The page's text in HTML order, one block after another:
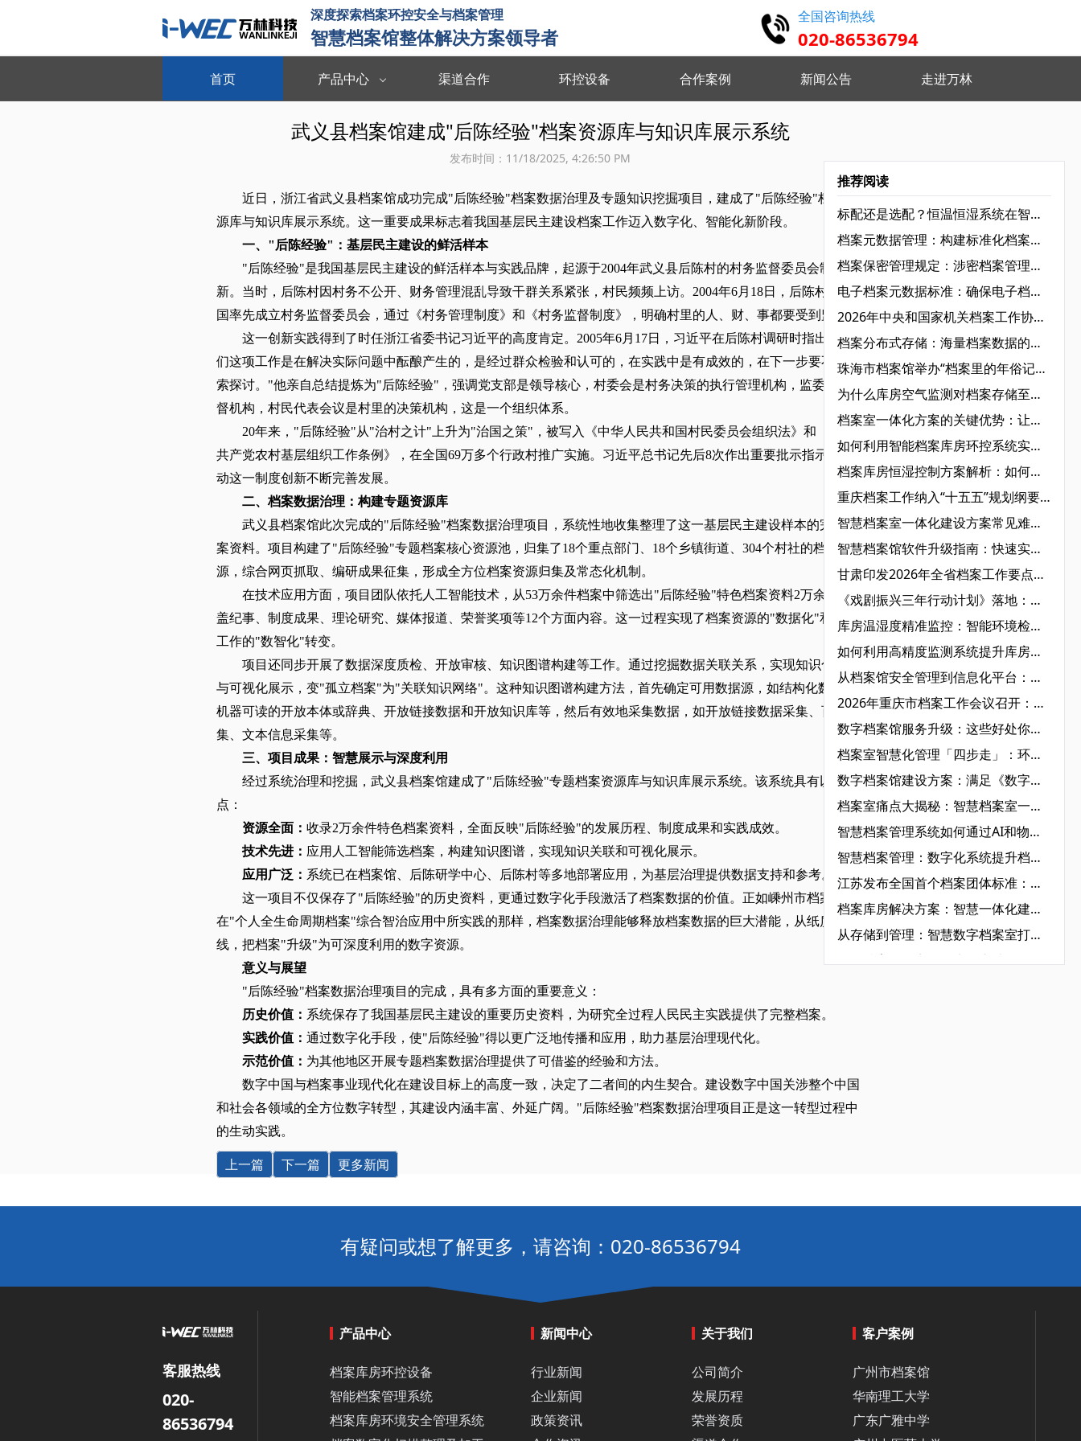
深度探索档案环控安全与档案管理
智慧档案馆整体解决方案领导者
全国咨询热线
020-86536794
首页 产品中心
档案库房环境安全管理系统
实时监控 远程管理 无人值守 十重防护
智能档案管理系统
监管追溯 数据共享 档案认证 档案利用
档案数字化扫描整理与加工
清点登记 拆除修复 去污纠偏 检查挂接
渠道合作 环控设备 合作案例 新闻公告 走进万林
武义县档案馆建成"后陈经验"档案资源库与知识库展示系统
发布时间： 11/18/2025, 4:26:50 PM
近日，浙江省武义县档案馆成功完成"后陈经验"档案数据治理及专题知识挖掘项目，建成了"后陈经验"档案资
源库与知识库展示系统。这一重要成果标志着我国基层民主建设档案工作迈入数字化、智能化新阶段。
一、"后陈经验"：基层民主建设的鲜活样本
"后陈经验"是我国基层民主建设的鲜活样本与实践品牌，起源于2004年武义县后陈村的村务监督委员会制度创
新。当时，后陈村因村务不公开、财务管理混乱导致干群关系紧张，村民频频上访。2004年6月18日，后陈村在全
国率先成立村务监督委员会，通过《村务管理制度》和《村务监督制度》，明确村里的人、财、事都要受到监督。
这一创新实践得到了时任浙江省委书记习近平的高度肯定。2005年6月17日，习近平在后陈村调研时指出："我
们这项工作是在解决实际问题中酝酿产生的，是经过群众检验和认可的，在实践中是有成效的，在下一步要不断摸
索探讨。"他亲自总结提炼为"后陈经验"，强调党支部是领导核心，村委会是村务决策的执行管理机构，监委会是监
督机构，村民代表会议是村里的决策机构，这是一个组织体系。
20年来，"后陈经验"从"治村之计"上升为"治国之策"，被写入《中华人民共和国村民委员会组织法》和《中国
共产党农村基层组织工作条例》，在全国69万多个行政村推广实施。习近平总书记先后8次作出重要批示指示，推
动这一制度创新不断完善发展。
二、档案数据治理：构建专题资源库
武义县档案馆此次完成的"后陈经验"档案数据治理项目，系统性地收集整理了这一基层民主建设样本的完整档
案资料。项目构建了"后陈经验"专题档案核心资源池，归集了18个重点部门、18个乡镇街道、304个村社的档案资
源，综合网页抓取、编研成果征集，形成全方位档案资源归集及常态化机制。
在技术应用方面，项目团队依托人工智能技术，从53万余件档案中筛选出"后陈经验"特色档案资料2万余件，涵
盖纪事、制度成果、理论研究、媒体报道、荣誉奖项等12个方面内容。这一过程实现了档案资源的"数据化"和档案
工作的"数智化"转变。
项目还同步开展了数据深度质检、开放审核、知识图谱构建等工作。通过挖掘数据关联关系，实现知识化管理
与可视化展示，变"孤立档案"为"关联知识网络"。这种知识图谱构建方法，首先确定可用数据源，如结构化数据、
机器可读的开放本体或辞典、开放链接数据和开放知识库等，然后有效地采集数据，如开放链接数据采集、百科采
集、文本信息采集等。
三、项目成果：智慧展示与深度利用
经过系统治理和挖掘，武义县档案馆建成了"后陈经验"专题档案资源库与知识库展示系统。该系统具有以下特
点：
资源全面‌： 收录2万余件特色档案资料，全面反映"后陈经验"的发展历程、制度成果和实践成效。
技术先进‌： 应用人工智能筛选档案，构建知识图谱，实现知识关联和可视化展示。
应用广泛‌： 系统已在档案馆、后陈研学中心、后陈村等多地部署应用，为基层治理提供数据支持和参考。
这一项目不仅保存了"后陈经验"的历史资料，更通过数字化手段激活了档案数据的价值。正如嵊州市档案馆
在"个人全生命周期档案"综合智治应用中所实践的那样，档案数据治理能够释放档案数据的巨大潜能，从纸质到在
线，把档案"升级"为可深度利用的数字资源。
意义与展望
"后陈经验"档案数据治理项目的完成，具有多方面的重要意义：
历史价值‌： 系统保存了我国基层民主建设的重要历史资料，为研究全过程人民民主实践提供了完整档案。
实践价值‌： 通过数字化手段，使"后陈经验"得以更广泛地传播和应用，助力基层治理现代化。
示范价值‌： 为其他地区开展专题档案数据治理提供了可借鉴的经验和方法。
数字中国与档案事业现代化在建设目标上的高度一致，决定了二者间的内生契合。建设数字中国关涉整个中国
和社会各领域的全方位数字转型，其建设内涵丰富、外延广阔。"后陈经验"档案数据治理项目正是这一转型过程中
的生动实践。
推荐阅读
标配还是选配？恒温恒湿系统在智慧档案馆里的真实角色
档案元数据管理：构建标准化档案资源库的基础‌
档案保密管理规定：涉密档案管理的“红线”与“底线”‌
电子档案元数据标准：确保电子档案长期可用的关键‌
2026年中央和国家机关档案工作协作组组长会议在京召开：锚定“十五五”开局，加速档案工作现代化转型‌
档案分布式存储：海量档案数据的高效管理方案
珠海市档案馆举办“档案里的年俗记忆，指尖上的非遗传承”主题活动‌
为什么库房空气监测对档案存储至关重要？详解空气质量监测系统的核心价值
档案室一体化方案的关键优势：让档案管理更智能
如何利用智能档案库房环控系统实现精准温湿度监控？
档案库房恒湿控制方案解析：如何满足档案室恒温恒湿标准？
重庆档案工作纳入“十五五”规划纲要：以“人工智能+档案”驱动数智转型，打造西部标杆‌
智慧档案室一体化建设方案常见难点及应对策略‌
智慧档案馆软件升级指南：快速实现数字化管理
甘肃印发2026年全省档案工作要点：以数字转型为牵引，全面构建档案事业现代化新格局‌
《戏剧振兴三年行动计划》落地：艺术档案管理迎来系统性规范与数字化升级‌
库房温湿度精准监控：智能环境检测助你全面掌控‌
如何利用高精度监测系统提升库房空气质量？智能环境检测全解析‌
从档案馆安全管理到信息化平台：智慧档案馆的全维度解决方案
2026年重庆市档案工作会议召开：锚定“人工智能+档案”行动，擘画“十五五”档案事业新蓝图‌
数字档案馆服务升级：这些好处你知道几个？‌
档案室智慧化管理「四步走」：环境监控+智能存取+流程优化+服务升级‌
数字档案馆建设方案：满足《数字档案馆建设指南》的12项核心要求‌
档案室痛点大揭秘：智慧档案室一体化建设如何破解难题？‌
智慧档案管理系统如何通过AI和物联网实现政务高效化‌
智慧档案管理：数字化系统提升档案全生命周期管理效率‌
江苏发布全国首个档案团体标准：电力企业博物馆迈入“数字孪生”新时代‌
档案库房解决方案：智慧一体化建设的必要条件‌
从存储到管理：智慧数字档案室打造档案新生态‌
酒泉档案工作实现历史性突破，“酒泉汉简”活化利用成效明显
上一篇 下一篇 更多新闻
有疑问或想了解更多，请咨询：020-86536794
客服热线
020-
86536794
产品中心
档案库房环控设备
智能档案管理系统
档案库房环境安全管理系统
新闻中心
行业新闻
企业新闻
政策资讯
关于我们
公司简介
发展历程
荣誉资质
客户案例
广州市档案馆
华南理工大学
广东广雅中学